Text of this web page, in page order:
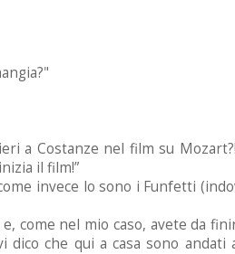
a Costanze nel film su
il film!”
invece lo sono i Funfetti
come nel mio caso, avete da
che qui a casa sono andati